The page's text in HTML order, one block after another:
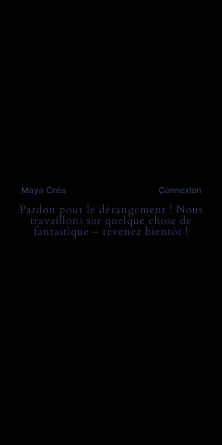
Maya Créa Connexion
Pardon pour le dérangement ! Nous
travaillons sur quelque chose de
fantastique – revenez bientôt !